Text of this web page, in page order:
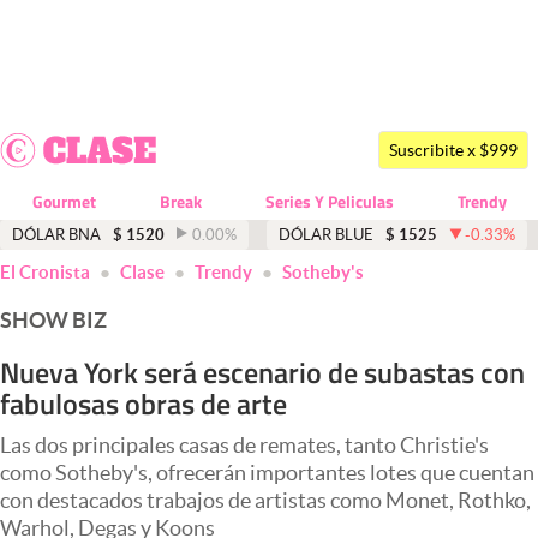
Dólar
Economía y Política
Finanzas y Mercados
Mercados Online
Negocios
Columnistas
Otras secciones
Apertura
Suscribite x $999
Gourmet Break Series Y Peliculas Trendy
DÓLAR BNA $ 1520 0.00% DÓLAR BLUE $ 1525 -0.33%
El Cronista Clase Trendy Sotheby's
SHOW BIZ
Nueva York será escenario de subastas con
fabulosas obras de arte
Las dos principales casas de remates, tanto Christie's
como Sotheby's, ofrecerán importantes lotes que cuentan
con destacados trabajos de artistas como Monet, Rothko,
Warhol, Degas y Koons